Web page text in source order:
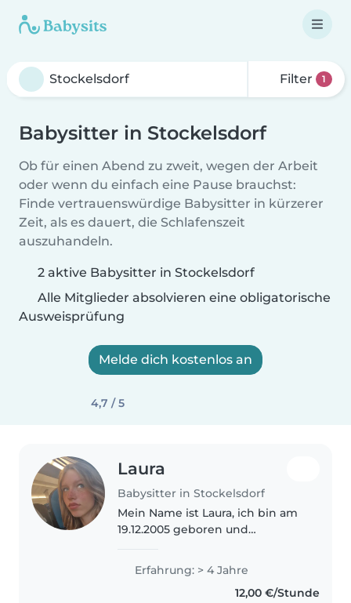
Filter 1
Babysitter in Stockelsdorf
Ob für einen Abend zu zweit, wegen der Arbeit
oder wenn du einfach eine Pause brauchst:
Finde vertrauenswürdige Babysitter in kürzerer
Zeit, als es dauert, die Schlafenszeit
auszuhandeln.
2 aktive Babysitter in Stockelsdorf
Alle Mitglieder absolvieren eine obligatorische
Ausweisprüfung
Melde dich kostenlos an
4,7 / 5
Laura
Babysitter in Stockelsdorf
Mein Name ist Laura, ich bin am
19.12.2005 geboren und
Ausbildung zur
sozialpädagogischen Assistentin.
Die Arbeit mit Kindern bereitet
Erfahrung: > 4 Jahre
12,00 €/Stunde